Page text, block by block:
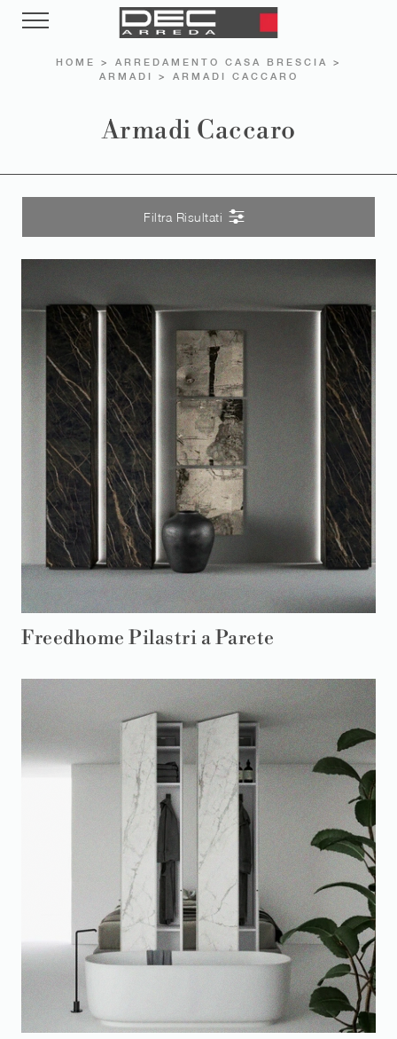
HOME > ARREDAMENTO CASA BRESCIA
>
ARMADI
> ARMADI CACCARO
Armadi Caccaro
Filtra Risultati
Freedhome Pilastri a Parete